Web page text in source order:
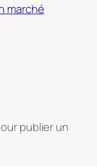
marché
publier un